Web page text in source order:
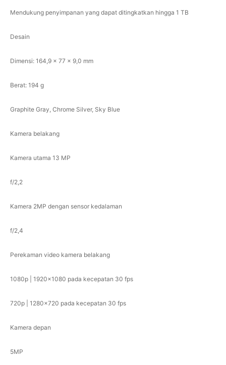
Mendukung penyimpanan yang dapat ditingkatkan hingga 1 TB
Desain
Dimensi: 164,9 x 77 x 9,0 mm
Berat: 194 g
Graphite Gray, Chrome Silver, Sky Blue
Kamera belakang
Kamera utama 13 MP
f/2,2
Kamera 2MP dengan sensor kedalaman
f/2,4
Perekaman video kamera belakang
1080p | 1920x1080 pada kecepatan 30 fps
720p | 1280x720 pada kecepatan 30 fps
Kamera depan
5MP